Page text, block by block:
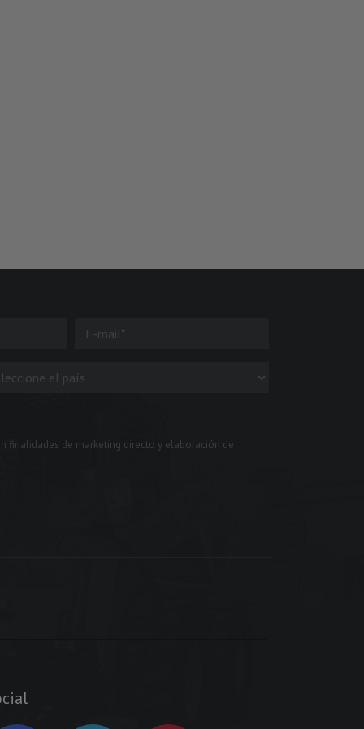
finalidades de marketing directo y elaboración de